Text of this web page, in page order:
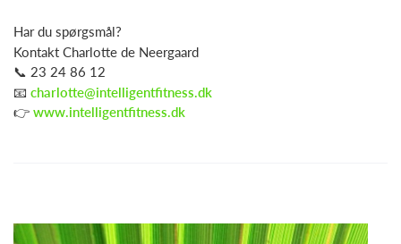
Har du spørgsmål?
Kontakt Charlotte de Neergaard
📞 23 24 86 12
📧 charlotte@intelligentfitness.dk
👉 www.intelligentfitness.dk